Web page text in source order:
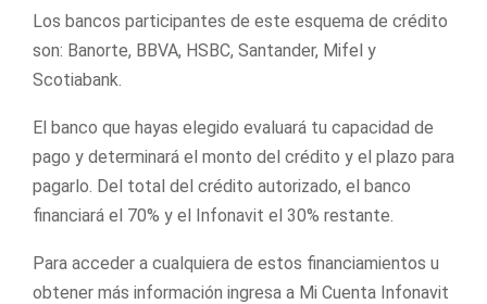
Los bancos participantes de este esquema de crédito
son: Banorte, BBVA, HSBC, Santander, Mifel y
Scotiabank.
El banco que hayas elegido evaluará tu capacidad de
pago y determinará el monto del crédito y el plazo para
pagarlo. Del total del crédito autorizado, el banco
financiará el 70% y el Infonavit el 30% restante.
Para acceder a cualquiera de estos financiamientos u
obtener más información ingresa a Mi Cuenta Infonavit